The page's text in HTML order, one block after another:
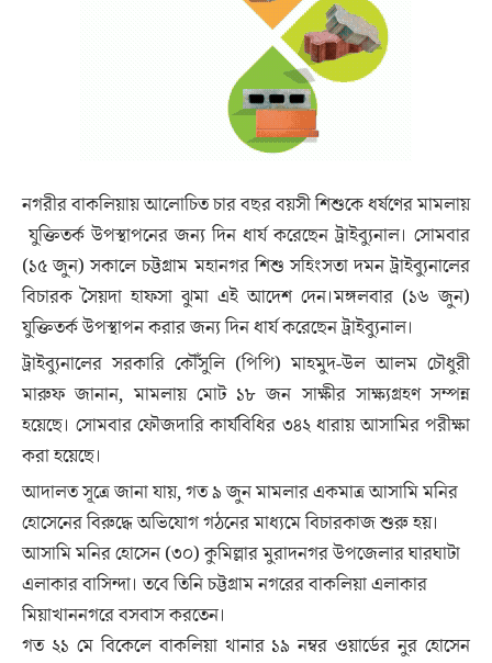
নগরীর বাকলিয়ায় আলোচিত চার বছর বয়সী শিশুকে ধর্ষণের মামলায়
যুক্তিতর্ক উপস্থাপনের জন্য দিন ধার্য করেছেন ট্রাইব্যুনাল। সোমবার
(১৫ জুন) সকালে চট্টগ্রাম মহানগর শিশু সহিংসতা দমন ট্রাইব্যুনালের
বিচারক সৈয়দা হাফসা ঝুমা এই আদেশ দেন।মঙ্গলবার (১৬ জুন)
যুক্তিতর্ক উপস্থাপন করার জন্য দিন ধার্য করেছেন ট্রাইব্যুনাল।
ট্রাইব্যুনালের সরকারি কৌঁসুলি (পিপি) মাহমুদ-উল আলম চৌধুরী
মারুফ জানান, মামলায় মোট ১৮ জন সাক্ষীর সাক্ষ্যগ্রহণ সম্পন্ন
হয়েছে। সোমবার ফৌজদারি কার্যবিধির ৩৪২ ধারায় আসামির পরীক্ষা
করা হয়েছে।
আদালত সূত্রে জানা যায়, গত ৯ জুন মামলার একমাত্র আসামি মনির
হোসেনের বিরুদ্ধে অভিযোগ গঠনের মাধ্যমে বিচারকাজ শুরু হয়।
আসামি মনির হোসেন (৩০) কুমিল্লার মুরাদনগর উপজেলার ঘারঘাটা
এলাকার বাসিন্দা। তবে তিনি চট্টগ্রাম নগরের বাকলিয়া এলাকার
মিয়াখাননগরে বসবাস করতেন।
গত ২১ মে বিকেলে বাকলিয়া থানার ১৯ নম্বর ওয়ার্ডের নুর হোসেন